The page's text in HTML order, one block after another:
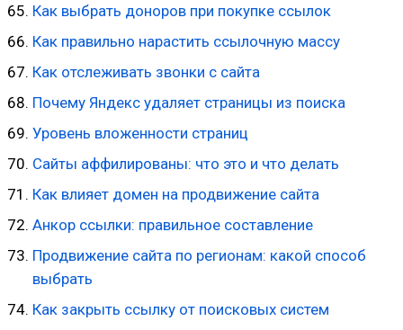
Как выбрать доноров при покупке ссылок
Как правильно нарастить ссылочную массу
Как отслеживать звонки с сайта
Почему Яндекс удаляет страницы из поиска
Уровень вложенности страниц
Сайты аффилированы: что это и что делать
Как влияет домен на продвижение сайта
Анкор ссылки: правильное составление
Продвижение сайта по регионам: какой способ
выбрать
Как закрыть ссылку от поисковых систем